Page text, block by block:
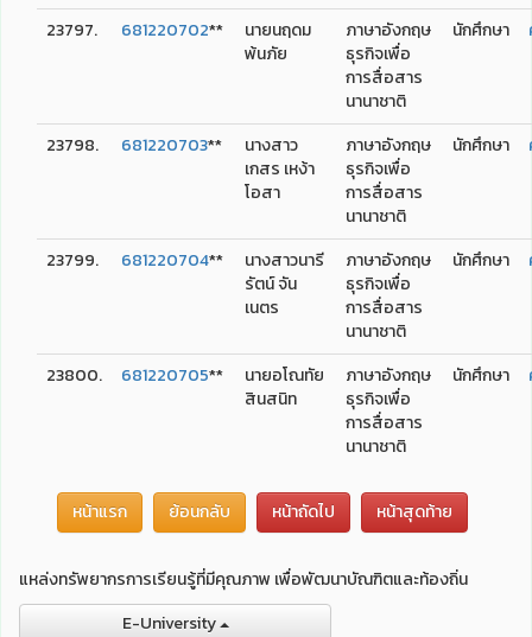
23797. 681220702**
นายนฤดม
พ้นภัย
ภาษาอังกฤษ
ธุรกิจเพื่อ
การสื่อสาร
นานาชาติ
นักศึกษา
23798. 681220703**
นางสาว
เกสร เหง้า
โอสา
ภาษาอังกฤษ
ธุรกิจเพื่อ
การสื่อสาร
นานาชาติ
นักศึกษา
23799. 681220704**
นางสาวนารี
รัตน์ จัน
เนตร
ภาษาอังกฤษ
ธุรกิจเพื่อ
การสื่อสาร
นานาชาติ
นักศึกษา
23800. 681220705**
นายอโณทัย
สินสนิท
ภาษาอังกฤษ
ธุรกิจเพื่อ
การสื่อสาร
นานาชาติ
นักศึกษา
หน้าแรก ย้อนกลับ หน้าถัดไป หน้าสุดท้าย
แหล่งทรัพยากรการเรียนรู้ที่มีคุณภาพ เพื่อพัฒนาบัณฑิตและท้องถิ่น
E-University